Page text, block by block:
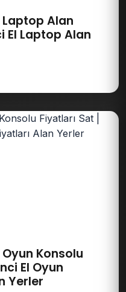
Alan
El Laptop Alan
Konsolu
El Oyun
Yerler